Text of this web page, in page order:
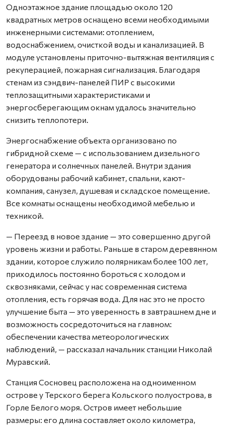
Одноэтажное здание площадью около 120
квадратных метров оснащено всеми необходимыми
инженерными системами: отоплением,
водоснабжением, очисткой воды и канализацией. В
модуле установлены приточно-вытяжная вентиляция с
рекуперацией, пожарная сигнализация. Благодаря
стенам из сэндвич-панелей ПИР с высокими
теплозащитными характеристиками и
энергосберегающим окнам удалось значительно
снизить теплопотери.
Энергоснабжение объекта организовано по
гибридной схеме — с использованием дизельного
генератора и солнечных панелей. Внутри здания
оборудованы рабочий кабинет, спальни, кают-
компания, санузел, душевая и складское помещение.
Все комнаты оснащены необходимой мебелью и
техникой.
— Переезд в новое здание — это совершенно другой
уровень жизни и работы. Раньше в старом деревянном
здании, которое служило полярникам более 100 лет,
приходилось постоянно бороться с холодом и
сквозняками, сейчас у нас современная система
отопления, есть горячая вода. Для нас это не просто
улучшение быта — это уверенность в завтрашнем дне и
возможность сосредоточиться на главном:
обеспечении качества метеорологических
наблюдений, — рассказал начальник станции Николай
Муравский.
Станция Сосновец расположена на одноименном
острове у Терского берега Кольского полуострова, в
Горле Белого моря. Остров имеет небольшие
размеры: его длина составляет около километра,